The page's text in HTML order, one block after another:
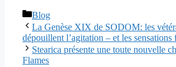
Catégories
Blog
La Genèse XIX de SODOM: les
dépouillent l’agitation – et les sensations
Stearica présente une toute nouvelle
Flames